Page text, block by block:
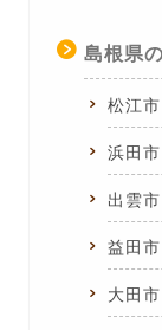
島根県
松江市
浜田市
出雲市
益田市
大田市